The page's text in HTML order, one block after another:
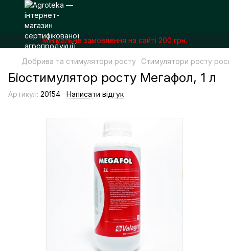
Мінімальне замовлення на сайті 200 грн.
Добрива та стимулятори росту Стимулятори росту
Біостимулятор росту Мегафол, 1 л
Артикул: 20154 Написати відгук